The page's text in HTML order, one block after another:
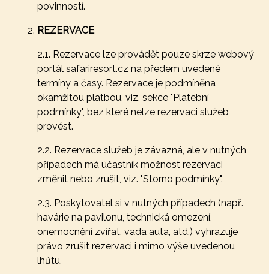
povinností.
REZERVACE
2.1. Rezervace lze provádět pouze skrze webový
portál safariresort.cz na předem uvedené
termíny a časy. Rezervace je podmíněna
okamžitou platbou, viz. sekce "Platební
podmínky", bez které nelze rezervaci služeb
provést.
2.2. Rezervace služeb je závazná, ale v nutných
případech má účastník možnost rezervaci
změnit nebo zrušit, viz. "Storno podmínky".
2.3. Poskytovatel si v nutných případech (např.
havárie na pavilonu, technická omezení,
onemocnění zvířat, vada auta, atd.) vyhrazuje
právo zrušit rezervaci i mimo výše uvedenou
lhůtu.